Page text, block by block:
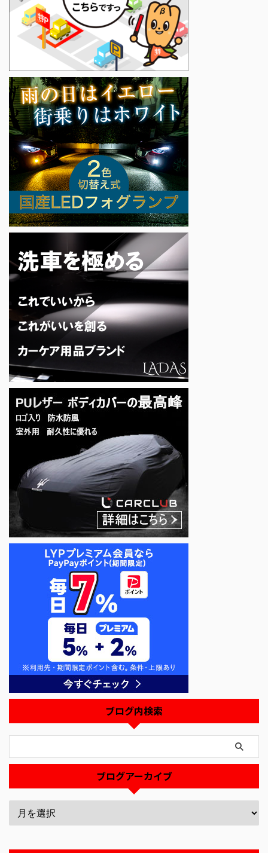
ブログ内検索
ブログアーカイブ